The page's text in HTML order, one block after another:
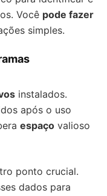
Você pode fazer
simples.
instalados.
após o uso
espaço valioso
ponto crucial.
dados para